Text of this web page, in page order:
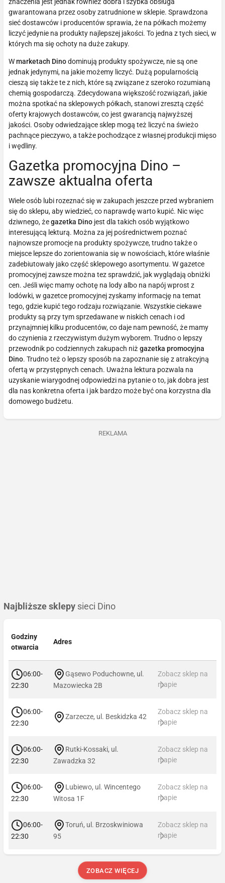
gwarantowana przez osoby zatrudnione w sklepie. Sprawdzona
sieć dostawców i producentów sprawia, że na półkach możemy
liczyć jedynie na produkty najlepszej jakości. To jedna z tych sieci, w
których ma się ochoty na duże zakupy.
Wmarketach Dinodominują produkty spożywcze, nie są one
jednak jedynymi, na jakie możemy liczyć. Dużą popularnością
cieszą się także te z nich, które są związane z szeroko rozumianą
chemią gospodarczą. Zdecydowana większość rozwiązań, jakie
można spotkać na sklepowych półkach, stanowi zresztą część
oferty krajowych dostawców, co jest gwarancją najwyższej
jakości. Osoby odwiedzające sklep mogą też liczyć na świeżo
pachnące pieczywo, a także pochodzące z własnej produkcji mięso
i wędliny.
Gazetka promocyjna Dino –
zawsze aktualna oferta
Wiele osób lubi rozeznać się w zakupach jeszcze przed wybraniem
się do sklepu, aby wiedzieć, co naprawdę warto kupić. Nic więc
dziwnego, żegazetka Dino jest dla takich osób wyjątkowo
interesującą lekturą. Można za jej pośrednictwem poznać
najnowsze promocje na produkty spożywcze, trudno także o
miejsce lepsze do zorientowania się w nowościach, które właśnie
zadebiutowały jako część sklepowego asortymentu. W gazetce
promocyjnej zawsze można tez sprawdzić, jak wyglądają obniżki
cen. Jeśli więc mamy ochotę na lody albo na napój wprost z
lodówki, w gazetce promocyjnej zyskamy informację na temat
tego, gdzie kupić tego rodzaju rozwiązanie. Wszystkie ciekawe
produkty są przy tym sprzedawane w niskich cenach i od
przynajmniej kilku producentów, co daje nam pewność, że mamy
do czynienia z rzeczywistym dużym wyborem. Trudno o lepszy
przewodnik po codziennych zakupach niż gazetka promocyjna
Dino. Trudno też o lepszy sposób na zapoznanie się z atrakcyjną
ofertą w przystępnych cenach. Uważna lektura pozwala na
uzyskanie wiarygodnej odpowiedzi na pytanie o to, jak dobra jest
dla nas konkretna oferta i jak bardzo może być ona korzystna dla
domowego budżetu.
REKLAMA
Najbliższe sklepy sieci Dino
Godziny
otwarcia
Adres
06:00-
22:30
Gąsewo Poduchowne, ul.
Mazowiecka 2B
Zobacz sklep na
mapie
06:00-
22:30
Zarzecze, ul. Beskidzka 42
Zobacz sklep na
mapie
06:00-
22:30
Rutki-Kossaki, ul.
Zawadzka 32
Zobacz sklep na
mapie
06:00-
22:30
Lubiewo, ul. Wincentego
Witosa 1F
Zobacz sklep na
mapie
06:00-
22:30
Toruń, ul. Brzoskwiniowa
95
Zobacz sklep na
mapie
ZOBACZ WIĘCEJ